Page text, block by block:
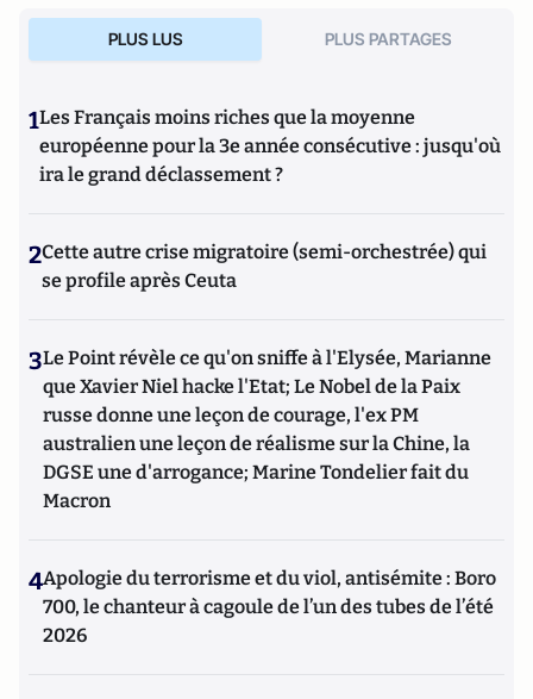
PLUS LUS PLUS PARTAGES
1Les Français moins riches que la moyenne
européenne pour la 3e année consécutive : jusqu'où
ira le grand déclassement ?
2Cette autre crise migratoire (semi-orchestrée) qui
se profile après Ceuta
3Le Point révèle ce qu'on sniffe à l'Elysée, Marianne
que Xavier Niel hacke l'Etat; Le Nobel de la Paix
russe donne une leçon de courage, l'ex PM
australien une leçon de réalisme sur la Chine, la
DGSE une d'arrogance; Marine Tondelier fait du
Macron
4Apologie du terrorisme et du viol, antisémite : Boro
700, le chanteur à cagoule de l’un des tubes de l’été
2026